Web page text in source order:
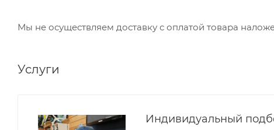
Мы не осуществляем доставку с оплатой товара
Услуги
Индивидуальный